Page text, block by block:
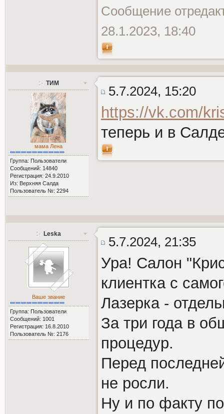
Сообщение
28.1.2023, 18:40
ТИМ
мама Лена
Группа: Пользователи
Сообщений: 14840
Регистрация: 24.9.2010
Из: Верхняя Салда
Пользователь №: 2294
5.7.2024, 15:20
https://vk.com/
теперь и в
Leska
Ваше звание
Группа: Пользователи
Сообщений: 1001
Регистрация: 16.8.2010
Пользователь №: 2176
5.7.2024, 21:35
Ура! Салон
клиентка с
Лазерка -
За три года в
процедур.
Перед
не росли.
Ну и по факту